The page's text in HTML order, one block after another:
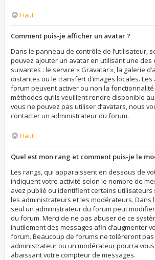
Haut
Comment puis-je afficher un avatar ?
Dans le panneau de contrôle de l’utilisateur,
pouvez ajouter un avatar en utilisant une des
suivantes : le service « Gravatar », la galerie
distantes ou le transfert d’images locales.
forum peuvent activer ou non la
méthodes qu’ils veuillent rendre disponible
vous ne pouvez pas utiliser d’avatars, nous
contacter un administrateur du forum.
Haut
Quel est mon rang et comment puis-je le
Les rangs, qui apparaissent en dessous de
indiquent votre activité selon le nombre de
avez publié ou identifient certains utilisateurs
les administrateurs et les modérateurs. Dans
seul un administrateur du forum peut
du forum. Merci de ne pas abuser de ce
inutilement des messages afin d’augmenter
forum. Beaucoup de forums ne toléreront
administrateur ou un modérateur pourra
abaissant votre compteur de messages.